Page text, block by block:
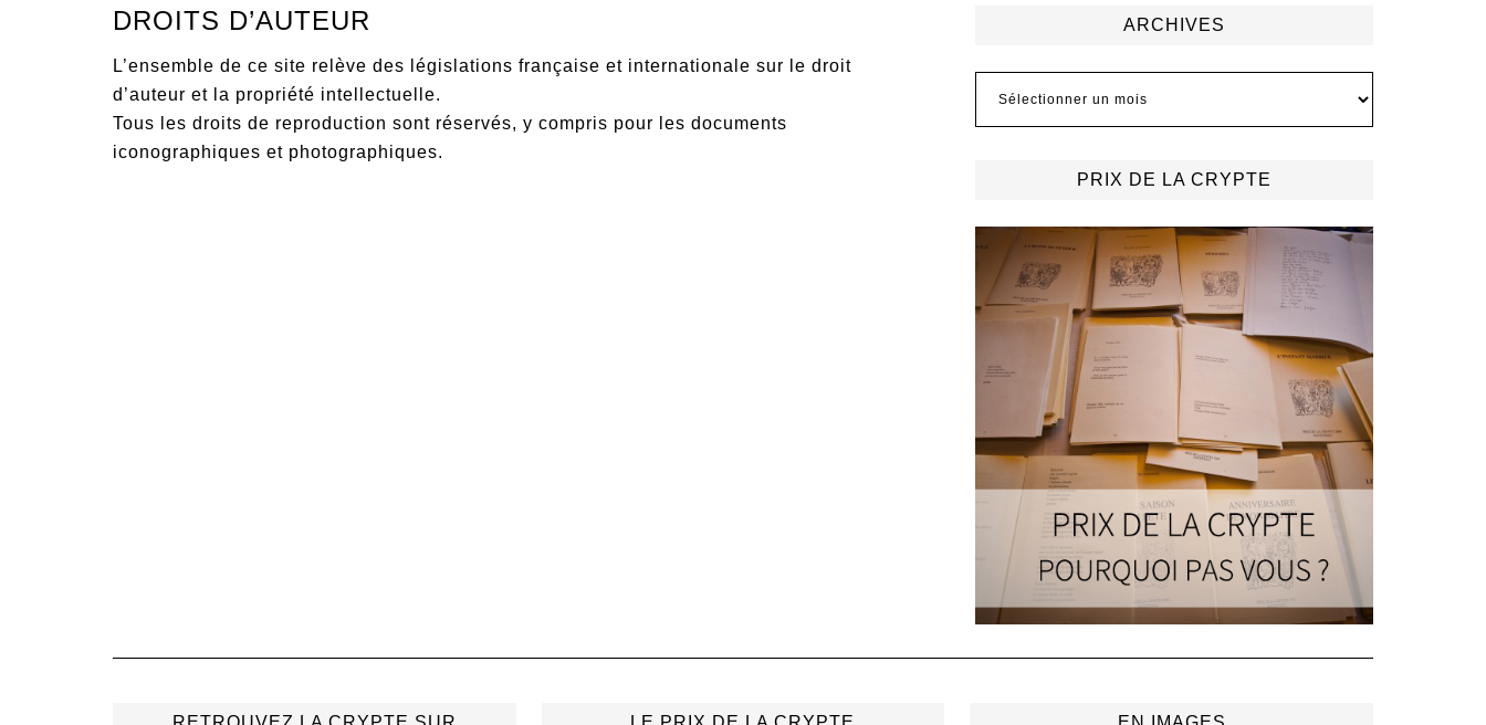
DROITS D’AUTEUR
L’ensemble de ce site relève des législations française et internationale sur le droit
d’auteur et la propriété intellectuelle.
Tous les droits de reproduction sont réservés, y compris pour les documents
iconographiques et photographiques.
ARCHIVES
PRIX DE LA CRYPTE